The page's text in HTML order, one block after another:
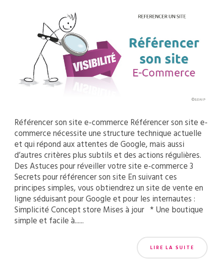
Référencer son site e-commerce Référencer son site e-
commerce nécessite une structure technique actuelle
et qui répond aux attentes de Google, mais aussi
d’autres critères plus subtils et des actions régulières.
Des Astuces pour réveiller votre site e-commerce 3
Secrets pour référencer son site En suivant ces
principes simples, vous obtiendrez un site de vente en
ligne séduisant pour Google et pour les internautes :
Simplicité Concept store Mises à jour * Une boutique
simple et facile à......
LIRE LA SUITE